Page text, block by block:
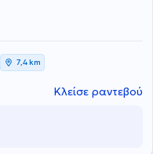
7,4 km
Κλείσε ραντεβού